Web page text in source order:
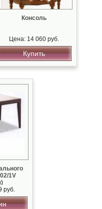
Консоль
Цена: 14 060 руб.
Купить
1V
руб.